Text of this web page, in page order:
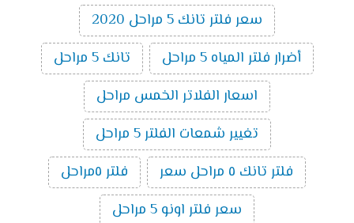
سعر فلتر تانك 5 مراحل 2020
أضرار فلتر المياه 5 مراحل
تانك 5 مراحل
اسعار الفلاتر الخمس مراحل
تغيير شمعات الفلتر 5 مراحل
فلتر تانك ٥ مراحل سعر
فلتر ٥مراحل
سعر فلتر اونو 5 مراحل